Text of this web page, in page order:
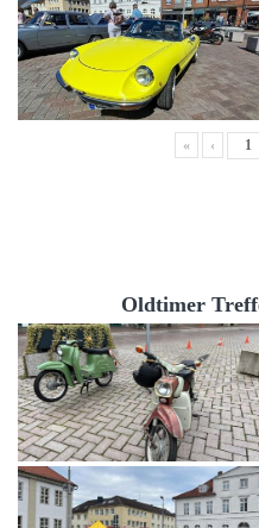
« ‹
Oldtimer